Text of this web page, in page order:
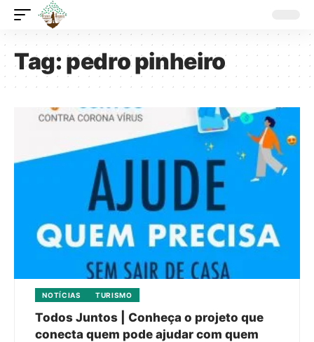
Tag:pedro pinheiro
NOTÍCIAS TURISMO
Todos Juntos | Conheça o projeto que
conecta quem pode ajudar com quem